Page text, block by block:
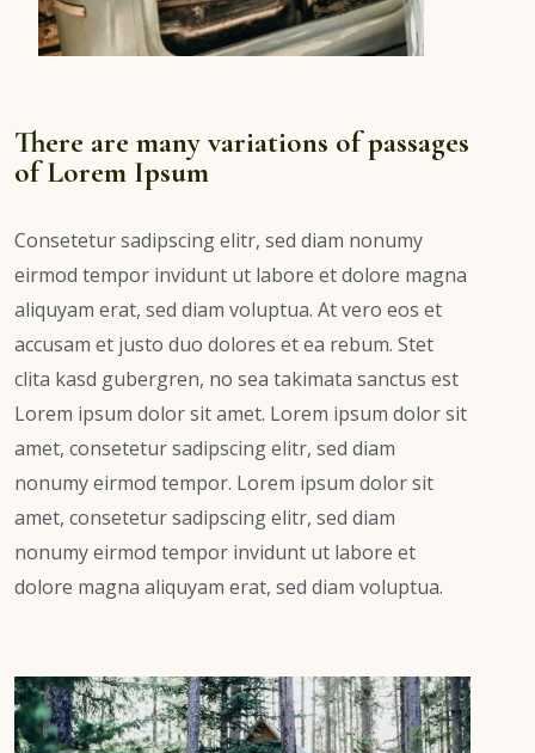
There are many variations of passages
of Lorem Ipsum
Consetetur sadipscing elitr, sed diam nonumy
eirmod tempor invidunt ut labore et dolore magna
aliquyam erat, sed diam voluptua. At vero eos et
accusam et justo duo dolores et ea rebum. Stet
clita kasd gubergren, no sea takimata sanctus est
Lorem ipsum dolor sit amet. Lorem ipsum dolor sit
amet, consetetur sadipscing elitr, sed diam
nonumy eirmod tempor. Lorem ipsum dolor sit
amet, consetetur sadipscing elitr, sed diam
nonumy eirmod tempor invidunt ut labore et
dolore magna aliquyam erat, sed diam voluptua.